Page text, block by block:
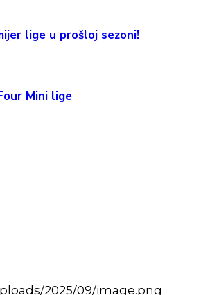
lige u prošloj sezoni!
Mini lige